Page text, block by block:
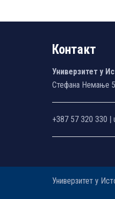
Контакт
Универзитет у
Стефана Немање
+387 57 320 330 |
Универзитет у